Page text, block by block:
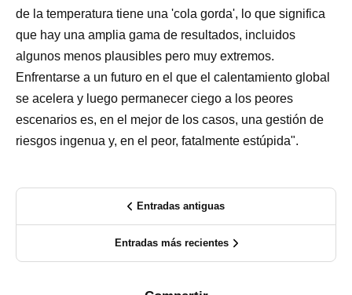
de la temperatura tiene una 'cola gorda', lo que significa
que hay una amplia gama de resultados, incluidos
algunos menos plausibles pero muy extremos.
Enfrentarse a un futuro en el que el calentamiento global
se acelera y luego permanecer ciego a los peores
escenarios es, en el mejor de los casos, una gestión de
riesgos ingenua y, en el peor, fatalmente estúpida".
Entradas antiguas
Entradas más recientes